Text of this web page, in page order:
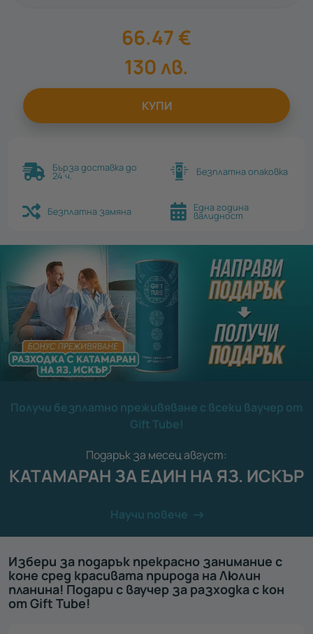
66.47 €
130лв.
КУПИ
Бърза доставка до
24 ч. Безплатна опаковка
Безплатна замяна Една година
валидност
Получи безплатно преживяване с всеки ваучер от
Gift Tube!
Подарък за месец август:
КАТАМАРАН ЗА ЕДИН НА ЯЗ. ИСКЪР
Научи повече
Избери за подарък прекрасно занимание с
коне сред красивата природа на Люлин
планина! Подари с ваучер за разходка с кон
от Gift Tube!